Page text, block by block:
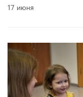
17 июня